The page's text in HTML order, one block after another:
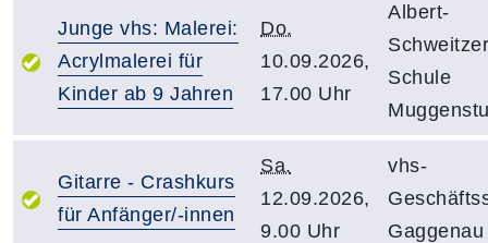
Junge vhs: Malerei:
Acrylmalerei für
Kinder ab 9 Jahren
Do.
10.09.2026,
17.00 Uhr
Albert-
Schule
Gitarre - Crashkurs
für Anfänger/-innen
Sa.
12.09.2026,
9.00 Uhr
vhs-
Gaggenau